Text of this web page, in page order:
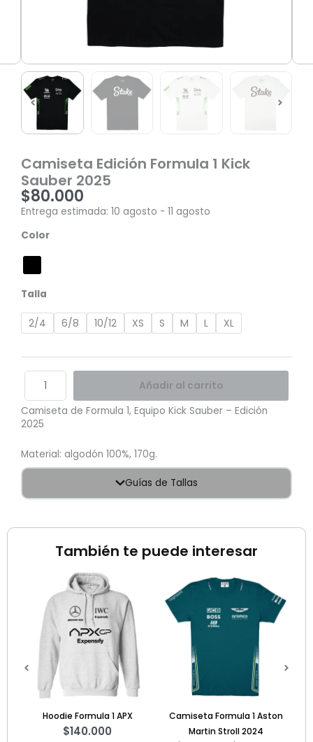
Camiseta Edición Formula 1 Kick
Sauber 2025
$80.000
Entrega estimada: 10 agosto - 11 agosto
Color
Talla
2/4 6/8 10/12 XS S M L XL
Camiseta
Formula
Kick
2025
cantidad
Añadir al carrito
Camiseta de Formula 1, Equipo Kick Sauber – Edición
2025
Material: algodón 100%, 170g.
Guías de Tallas
También te puede interesar
Camiseta Formula 1 Aston
Martin Stroll 2024
precios:
$70.000
hasta
$80.000
Camiseta Nissan GTR
70.000 -$95.000
de
desde